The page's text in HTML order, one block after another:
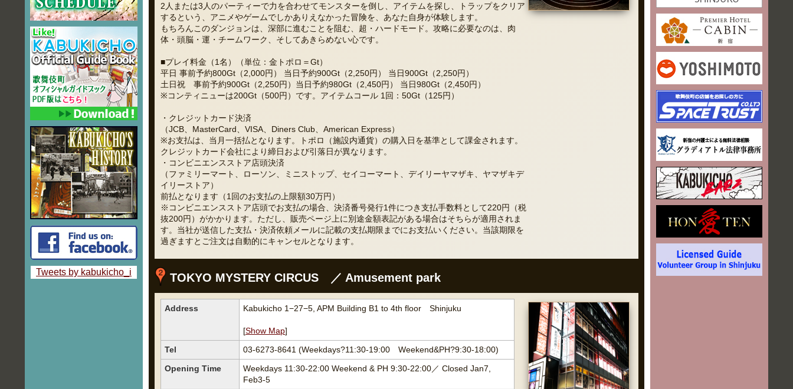
Tweets by kabukicho_i
2人または3人のパーティーで力を合わせてモンスターを倒し、アイテムを探し、トラップをクリア
するという、アニメやゲームでしかありえなかった冒険を、あなた自身が体験します。
もちろんこのダンジョンは、深部に進むことを阻む、超・ハードモード。攻略に必要なのは、肉
体・頭脳・運・チームワーク、そしてあきらめない心です。
■プレイ料金（1名）（単位：金トポロ＝Gt）
平日 事前予約800Gt（2,000円） 当日予約900Gt（2,250円） 当日900Gt（2,250円）
土日祝 事前予約900Gt（2,250円）当日予約980Gt（2,450円） 当日980Gt（2,450円）
※コンティニューは200Gt（500円）です。アイテムコール 1回：50Gt（125円）
・クレジットカード決済
（JCB、MasterCard、VISA、Diners Club、American Express）
※お支払は、当月一括払となります。トポロ（施設内通貨）の購入日を基準として課金されます。
クレジットカード会社により締日および引落日が異なります。
・コンビニエンスストア店頭決済
（ファミリーマート、ローソン、ミニストップ、セイコーマート、デイリーヤマザキ、ヤマザキデ
イリーストア）
前払となります（1回のお支払の上限額30万円）
※コンビニエンスストア店頭でお支払の場合、決済番号発行1件につき支払手数料として220円（税
抜200円）がかかります。ただし、販売ページ上に別途金額表記がある場合はそちらが適用されま
す。当社が送信した支払・決済依頼メールに記載の支払期限までにお支払いください。当該期限を
過ぎますとご注文は自動的にキャンセルとなります。
TOKYO MYSTERY CIRCUS ／ Amusement park
Address Kabukicho 1−27−5, APM Building B1 to 4th floor Shinjuku
[Show Map]
Tel
03-6273-8641 (Weekdays?11:30-19:00 Weekend&PH?9:30-18:00)
Opening Time
Weekdays 11:30-22:00 Weekend & PH 9:30-22:00／ Closed Jan7,
Feb3-5